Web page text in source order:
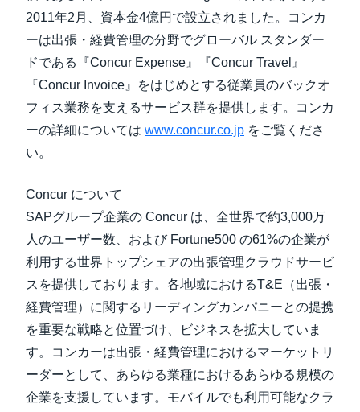
2011年2月、資本金4億円で設立されました。コンカ
ーは出張・経費管理の分野でグローバル スタンダー
ドである『Concur Expense』『Concur Travel』
『Concur Invoice』をはじめとする従業員のバックオ
フィス業務を支えるサービス群を提供します。コンカ
ーの詳細については www.concur.co.jp をご覧くださ
い。
Concur について
SAPグループ企業の Concur は、全世界で約3,000万
人のユーザー数、および Fortune500 の61%の企業が
利用する世界トップシェアの出張管理クラウドサービ
スを提供しております。各地域におけるT&E（出張・
経費管理）に関するリーディングカンパニーとの提携
を重要な戦略と位置づけ、ビジネスを拡大していま
す。コンカーは出張・経費管理におけるマーケットリ
ーダーとして、あらゆる業種におけるあらゆる規模の
企業を支援しています。モバイルでも利用可能なクラ